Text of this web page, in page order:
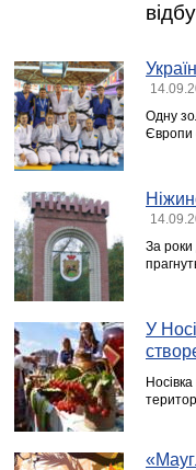
Одну
Європи
За роки
У